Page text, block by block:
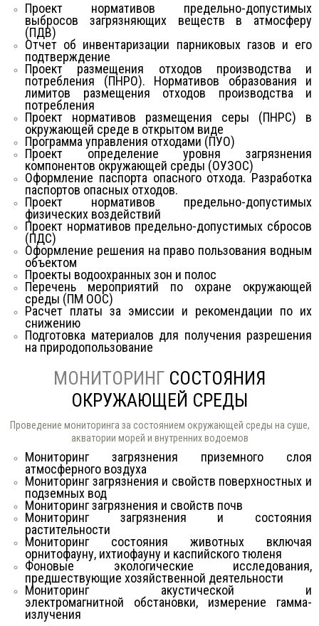
Проект нормативов предельно-допустимых
выбросов загрязняющих веществ в атмосферу
(ПДВ)
Отчет об инвентаризации парниковых газов и его
подтверждение
Проект размещения отходов производства и
потребления (ПНРО). Нормативов образования и
лимитов размещения отходов производства и
потребления
Проект нормативов размещения серы (ПНРС) в
окружающей среде в открытом виде
Программа управления отходами (ПУО)
Проект определение уровня загрязнения
компонентов окружающей среды (ОУЗОС)
Оформление паспорта опасного отхода. Разработка
паспортов опасных отходов.
Проект нормативов предельно-допустимых
физических воздействий
Проект нормативов предельно-допустимых сбросов
(ПДС)
Оформление решения на право пользования водным
объектом
Проекты водоохранных зон и полос
Перечень мероприятий по охране окружающей
среды (ПМ ООС)
Расчет платы за эмиссии и рекомендации по их
снижению
Подготовка материалов для получения разрешения
на природопользование
МОНИТОРИНГ СОСТОЯНИЯ
ОКРУЖАЮЩЕЙ СРЕДЫ
Проведение мониторинга за состоянием окружающей среды на суше,
акватории морей и внутренних водоемов
Мониторинг загрязнения приземного слоя
атмосферного воздуха
Мониторинг загрязнения и свойств поверхностных и
подземных вод
Мониторинг загрязнения и свойств почв
Мониторинг загрязнения и состояния
растительности
Мониторинг состояния животных включая
орнитофауну, ихтиофауну и каспийского тюленя
Фоновые экологические исследования,
предшествующие хозяйственной деятельности
Мониторинг акустической и
электромагнитной обстановки, измерение гамма-
излучения